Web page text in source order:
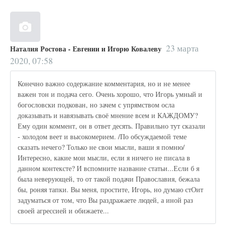
Наталия Ростова - Евгении и Игорю Ковалеву 23 марта
2020, 07:58
Конечно важно содержание комментария, но и не менее
важен тон и подача сего. Очень хорошо, что Игорь умный и
богословски подкован, но зачем с упрямством осла
доказывать и навязывать своё мнение всем и КАЖДОМУ?
Ему один коммент, он в ответ десять. Правильно тут сказали
- холодом веет и высокомерием. /По обсуждаемой теме
сказать нечего? Только не свои мысли, ваши я помню/
Интересно, какие мои мысли, если я ничего не писала в
данном контексте? И вспомните название статьи...Если б я
была неверующей, то от такой подачи Православия, бежала
бы, роняя тапки. Вы меня, простите, Игорь, но думаю стОит
задуматься от том, что Вы раздражаете людей, а иной раз
своей агрессией и обижаете...